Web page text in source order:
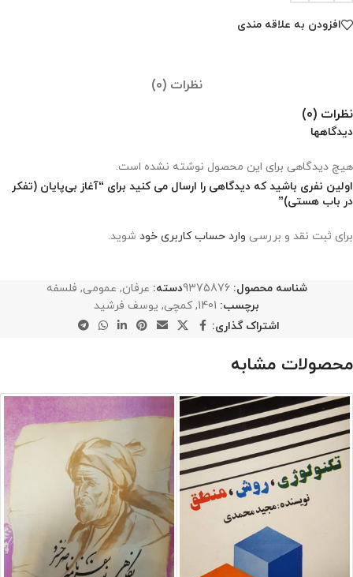
افزودن به علاقه مندی
نظرات (0)
نظرات (0)
دیدگاهها
هیچ دیدگاهی برای این محصول نوشته نشده است.
اولین نفری باشید که دیدگاهی را ارسال می کنید برای “آغاز بی‌پایان (تفکر
در باب هستی)”
برای ثبت نقد و بررسی وارد حساب کاربری خود شوید.
شناسه محصول:9375876دسته: عرفان, عمومی, فلسفه
برچسب: 1401
, کمچی, یوسف فرشید
اشتراک گذاری:
محصولات مشابه